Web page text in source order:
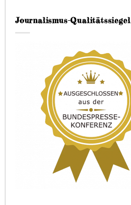
Journalismus-Qualitätssiegel